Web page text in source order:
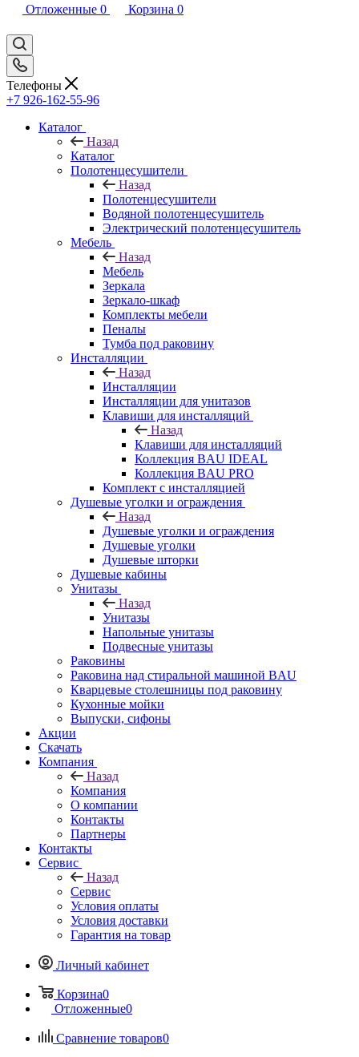
Отложенные 0 Корзина 0
Телефоны
+7 926-162-55-96
Каталог
Назад
Каталог
Полотенцесушители
Назад
Полотенцесушители
Водяной полотенцесушитель
Электрический полотенцесушитель
Мебель
Назад
Мебель
Зеркала
Зеркало-шкаф
Комплекты мебели
Пеналы
Тумба под раковину
Инсталляции
Назад
Инсталляции
Инсталляции для унитазов
Клавиши для инсталляций
Назад
Клавиши для инсталляций
Коллекция BAU IDEAL
Коллекция BAU PRO
Комплект с инсталляцией
Душевые уголки и ограждения
Назад
Душевые уголки и ограждения
Душевые уголки
Душевые шторки
Душевые кабины
Унитазы
Назад
Унитазы
Напольные унитазы
Подвесные унитазы
Раковины
Раковина над стиральной машиной BAU
Кварцевые столешницы под раковину
Кухонные мойки
Выпуски, сифоны
Акции
Скачать
Компания
Назад
Компания
О компании
Контакты
Партнеры
Контакты
Сервис
Назад
Сервис
Условия оплаты
Условия доставки
Гарантия на товар
Личный кабинет
Корзина0
Отложенные0
Сравнение товаров0